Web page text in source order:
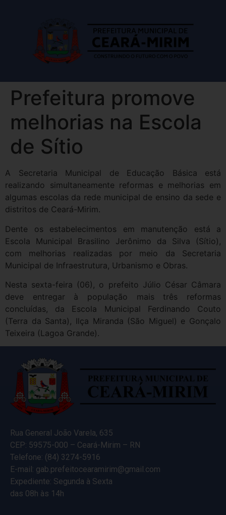
Prefeitura promove
melhorias na Escola
de Sítio
A Secretaria Municipal de Educação Básica está
realizando simultaneamente reformas e melhorias em
algumas escolas da rede municipal de ensino da sede e
distritos de Ceará-Mirim.
Dente os estabelecimentos em manutenção está a
Escola Municipal Brasilino Jerônimo da Silva (Sítio),
com melhorias realizadas por meio da Secretaria
Municipal de Infraestrutura, Urbanismo e Obras.
Nesta sexta-feira (06), o prefeito Júlio César Câmara
deve entregar à população mais três reformas
concluídas, da Escola Municipal Ferdinando Couto
(Terra da Santa), Ilça Miranda (São Miguel) e Gonçalo
Teixeira (Lagoa Grande).
Rua General João Varela, 635
CEP: 59575-000 – Ceará-Mirim – RN
Telefone: (84) 3274-5916
E-mail: gab.prefeitocearamirim@gmail.com
Expediente: Segunda à Sexta
das 08h às 14h